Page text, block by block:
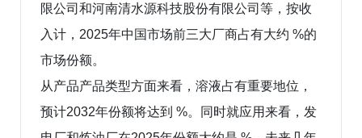
限公司和河南清水源科技股份有限公司等，按收
入计，2025年中国市场前三大厂商占有大约 %的
市场份额。
从产品产品类型方面来看，溶液占有重要地位，
预计2032年份额将达到 %。同时就应用来看，发